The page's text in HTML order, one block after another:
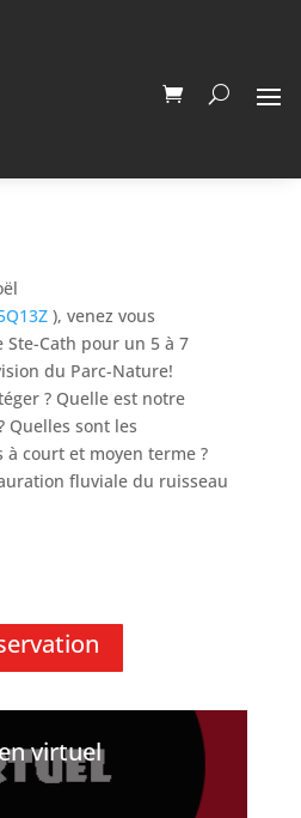
), venez vous
Cath pour un 5 à 7
du Parc-Nature!
? Quelle est notre
Quelles sont les
court et moyen terme ?
fluviale du ruisseau
virtuel